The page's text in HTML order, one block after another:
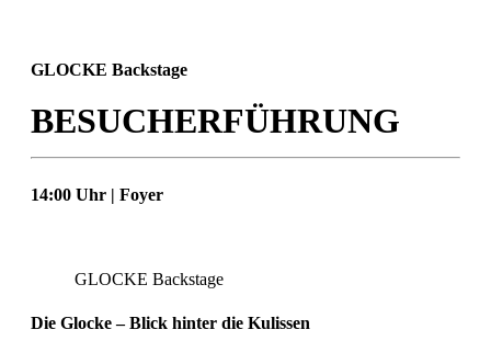
GLOCKE Backstage
BESUCHERFÜHRUNG
14:00 Uhr | Foyer
GLOCKE Backstage
Die Glocke – Blick hinter die Kulissen